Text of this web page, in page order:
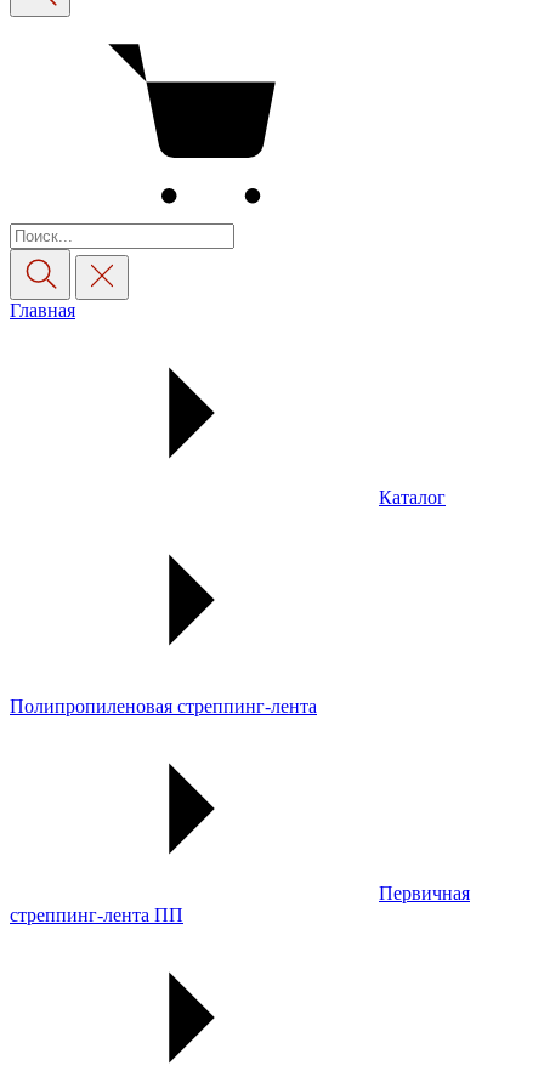
Главная
Каталог
Полипропиленовая стреппинг-лента
Первичная
стреппинг-лента ПП